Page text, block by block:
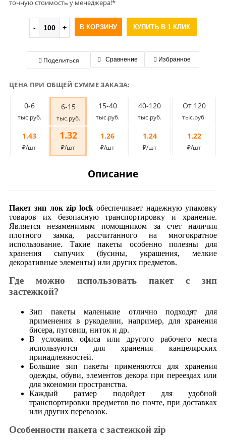
точную стоимость у менеджера!*
В КОРЗИНУ КУПИТЬ В 1 КЛИК
Поделиться Сравнение Избранное
ЦЕНА ПРИ ОБЩЕЙ СУММЕ ЗАКАЗА:
0-6
тыс.руб.
6-15
тыс.руб.
15-40
тыс.руб.
40-120
тыс.руб.
От 120
тыс.руб.
1.43
₽/шт
1.32
₽/шт
1.26
₽/шт
1.24
₽/шт
1.22
₽/шт
Описание
Пакет зип лок zip lockобеспечивает надежную упаковку
товаров их безопасную транспортировку и хранение.
Является незаменимым помощником за счет наличия
плотного замка, рассчитанного на многократное
использование. Такие пакеты особенно полезны для
хранения сыпучих (бусины, украшения, мелкие
декоративные элементы) или других предметов.
Где можно использовать пакет с зип
застежкой?
Зип пакеты маленькие отлично подходят для
применения в рукоделии, например, для хранения
бисера, пуговиц, ниток и др.
В условиях офиса или другого рабочего места
используются для хранения канцелярских
принадлежностей.
Большие зип пакеты применяются для хранения
одежды, обуви, элементов декора при переездах или
для экономии пространства.
Каждый размер подойдет для удобной
транспортировки предметов по почте, при доставках
или других перевозок.
Особенности пакета с застежкой zip